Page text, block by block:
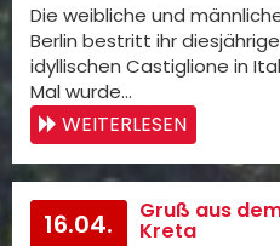
Die weibliche und
Berlin bestritt ihr
idyllischen Castiglione in
Mal wurde…
WEITERLESEN
16.04. Gruß aus
Kreta